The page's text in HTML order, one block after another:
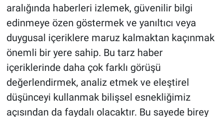
aralığında haberleri izlemek, güvenilir bilgi
edinmeye özen göstermek ve yanıltıcı veya
duygusal içeriklere maruz kalmaktan kaçınmak
önemli bir yere sahip. Bu tarz haber
içeriklerinde daha çok farklı görüşü
değerlendirmek, analiz etmek ve eleştirel
düşünceyi kullanmak bilişsel esnekliğimiz
açısından da faydalı olacaktır. Bu sayede birey